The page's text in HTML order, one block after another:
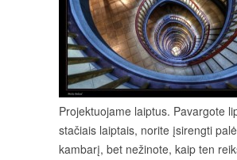
Projektuojame laiptus. Pavargote
stačiais laiptais, norite įsirengti
kambarį, bet nežinote, kaip ten